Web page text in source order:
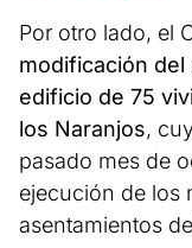
Por otro lado, el
modificación
edificio de 75
los Naranjos,
pasado mes de
ejecución de los
asentamientos